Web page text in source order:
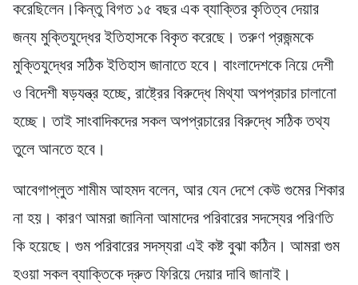
করেছিলেন।কিন্তু বিগত ১৫ বছর এক ব্যাক্তির কৃতিত্ব দেয়ার
জন্য মুক্তিযুদ্ধের ইতিহাসকে বিকৃত করেছে। তরুণ প্রজন্মকে
মুক্তিযুদ্ধের সঠিক ইতিহাস জানাতে হবে। বাংলাদেশকে নিয়ে দেশী
ও বিদেশী ষড়যন্ত্র হচ্ছে, রাষ্ট্রের বিরুদ্ধে মিথ্যা অপপ্রচার চালানো
হচ্ছে। তাই সাংবাদিকদের সকল অপপ্রচারের বিরুদ্ধে সঠিক তথ্য
তুলে আনতে হবে।
আবেগাপ্লুত শামীম আহমদ বলেন, আর যেন দেশে কেউ গুমের শিকার
না হয়। কারণ আমরা জানিনা আমাদের পরিবারের সদস্যের পরিণতি
কি হয়েছে। গুম পরিবারের সদস্যরা এই কষ্ট বুঝা কঠিন। আমরা গুম
হওয়া সকল ব্যাক্তিকে দ্রুত ফিরিয়ে দেয়ার দাবি জানাই।